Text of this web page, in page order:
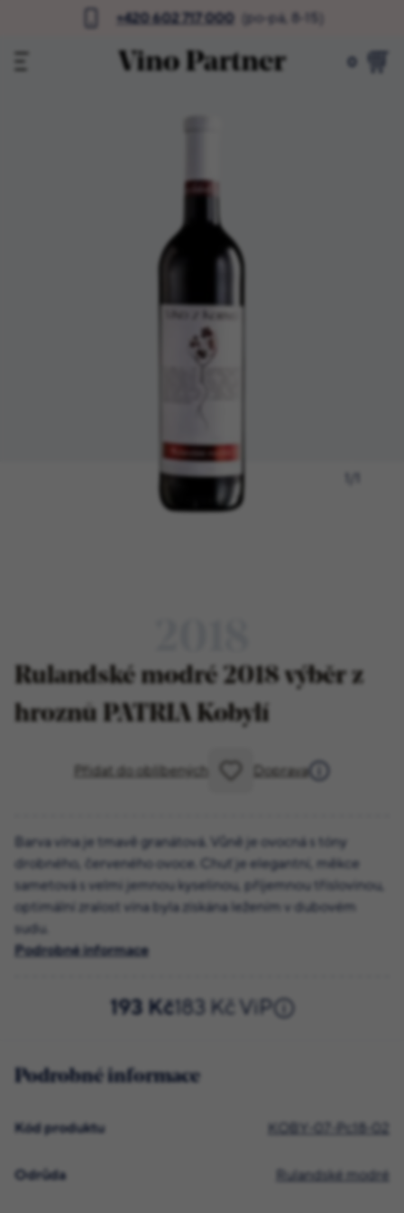
+420 602 717 000 (po-pá, 8-15)
0
Rulandské modré 2018 výběr z
hroznů PATRIA Kobylí
Přidat do oblíbených Doprava
Barva vína je tmavě granátová. Vůně je ovocná s tóny
drobného, červeného ovoce. Chuť je elegantní, měkce
sametová s velmi jemnou kyselinou, příjemnou tříslovinou,
optimální zralost vína byla získána ležením v dubovém
sudu.
Podrobné informace
193 Kč183 Kč ViP
Podrobné informace
Kód produktu KOBY-07-Pc18-02
Odrůda Rulandské modré